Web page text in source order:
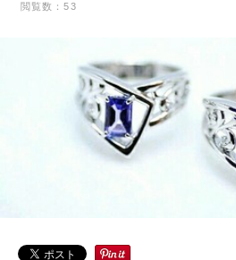
閲覧数：53